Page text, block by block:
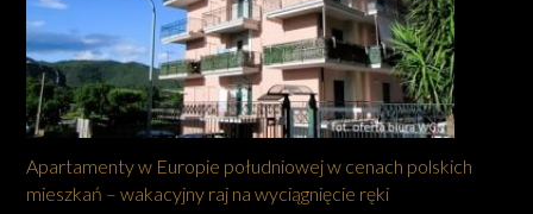
Apartamenty w Europie południowej w cenach polskich
mieszkań – wakacyjny raj na wyciągnięcie ręki